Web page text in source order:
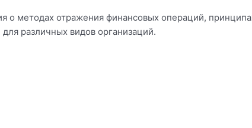
о методах отражения финансовых операций,
различных видов организаций.